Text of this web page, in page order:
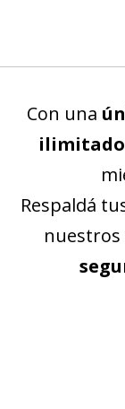
Con una
ilimitado
Respaldá